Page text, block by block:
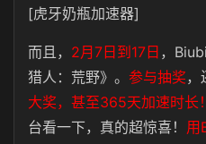
[虎牙奶瓶加速器]
而且， 2月7日到17日 ，
猎人：荒野》。 参与抽奖 ，
大奖，甚至365天加速时长！
台看一下，真的超惊喜！ 用